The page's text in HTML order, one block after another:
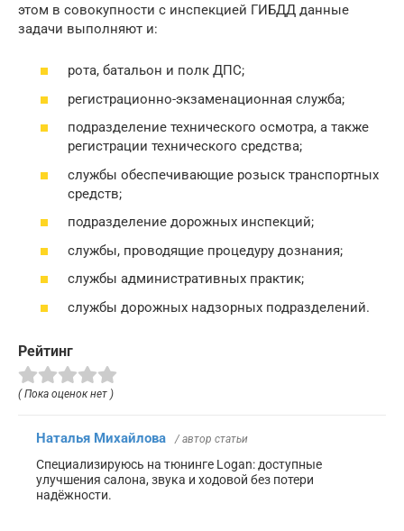
этом в совокупности с инспекцией ГИБДД данные
задачи выполняют и:
рота, батальон и полк ДПС;
регистрационно-экзаменационная служба;
подразделение технического осмотра, а также
регистрации технического средства;
службы обеспечивающие розыск транспортных
средств;
подразделение дорожных инспекций;
службы, проводящие процедуру дознания;
службы административных практик;
службы дорожных надзорных подразделений.
Рейтинг
( Пока оценок нет )
Наталья Михайлова / автор статьи
Специализируюсь на тюнинге Logan: доступные
улучшения салона, звука и ходовой без потери
надёжности.